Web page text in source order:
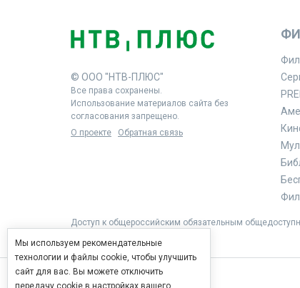
© ООО "НТВ-ПЛЮС"
Все права сохранены.
Использование материалов сайта без
согласования запрещено.
О проекте
Обратная связь
Доступ к общероссийским обязательным
Мы используем рекомендательные
технологии и файлы cookie, чтобы улучшить
сайт для вас. Вы можете отключить
передачу cookie в настройках вашего